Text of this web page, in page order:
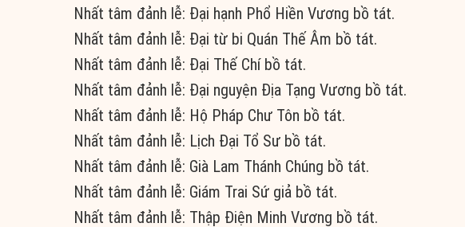
Nhất tâm đảnh lễ: Đại hạnh Phổ Hiền Vương bồ tát.
Nhất tâm đảnh lễ: Đại từ bi Quán Thế Âm bồ tát.
Nhất tâm đảnh lễ: Đại Thế Chí bồ tát.
Nhất tâm đảnh lễ: Đại nguyện Địa Tạng Vương bồ tát.
Nhất tâm đảnh lễ: Hộ Pháp Chư Tôn bồ tát.
Nhất tâm đảnh lễ: Lịch Đại Tổ Sư bồ tát.
Nhất tâm đảnh lễ: Già Lam Thánh Chúng bồ tát.
Nhất tâm đảnh lễ: Giám Trai Sứ giả bồ tát.
Nhất tâm đảnh lễ: Thập Điện Minh Vương bồ tát.